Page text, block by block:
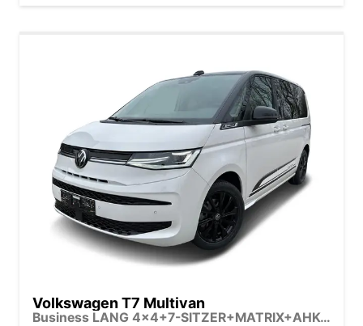
Volkswagen T7 Multivan
Business LANG 4x4+7-SITZER+MATRIX+AHK+KAMERA+SHZ+17" ALU